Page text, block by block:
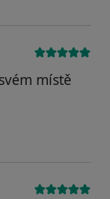
místě